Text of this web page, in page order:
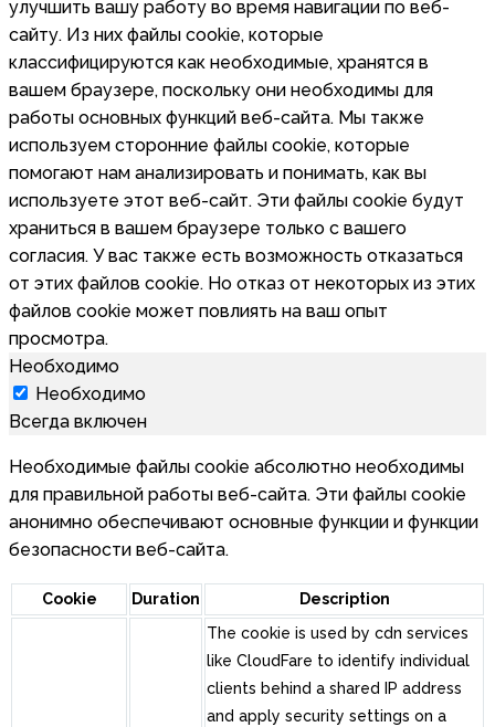
улучшить вашу работу во время навигации по веб-
сайту. Из них файлы cookie, которые
классифицируются как необходимые, хранятся в
вашем браузере, поскольку они необходимы для
работы основных функций веб-сайта. Мы также
используем сторонние файлы cookie, которые
помогают нам анализировать и понимать, как вы
используете этот веб-сайт. Эти файлы cookie будут
храниться в вашем браузере только с вашего
согласия. У вас также есть возможность отказаться
от этих файлов cookie. Но отказ от некоторых из этих
файлов cookie может повлиять на ваш опыт
просмотра.
Необходимо
Необходимо
Всегда включен
Необходимые файлы cookie абсолютно необходимы
для правильной работы веб-сайта. Эти файлы cookie
анонимно обеспечивают основные функции и функции
безопасности веб-сайта.
Cookie Duration Description
The cookie is used by cdn services
like CloudFare to identify individual
clients behind a shared IP address
and apply security settings on a